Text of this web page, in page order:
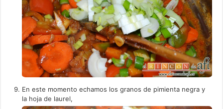
En este momento echamos los granos de pimienta negra y
la hoja de laurel,